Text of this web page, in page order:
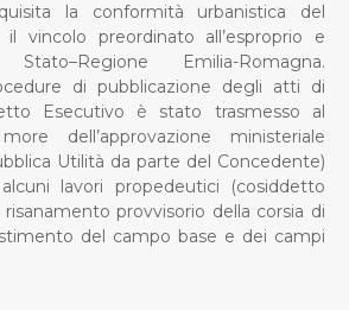
la conformità urbanistica del
vincolo preordinato all’esproprio e
Emilia-Romagna.
di pubblicazione degli atti di
Esecutivo è stato trasmesso al
dell’approvazione ministeriale
Utilità da parte del Concedente)
lavori propedeutici (cosiddetto
provvisorio della corsia di
del campo base e dei campi